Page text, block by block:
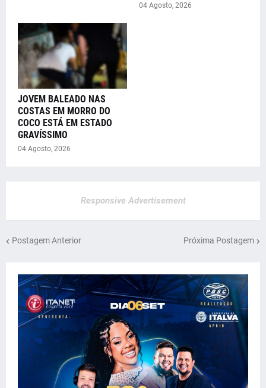
04 Agosto, 2026
JOVEM BALEADO NAS
COSTAS EM MORRO DO
COCO ESTÁ EM ESTADO
GRAVÍSSIMO
04 Agosto, 2026
Responsive Advertisement
Postagem Anterior Próxima Postagem